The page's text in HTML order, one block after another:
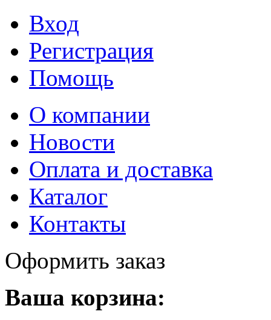
Вход
Регистрация
Помощь
О компании
Новости
Оплата и доставка
Каталог
Контакты
Оформить заказ
Ваша корзина: